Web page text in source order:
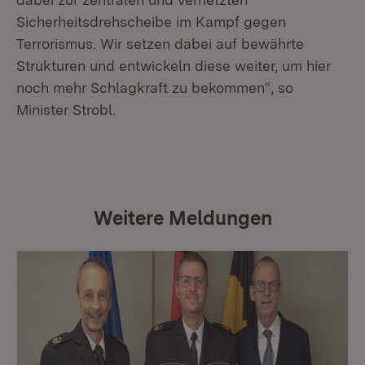
Sicherheitsdrehscheibe im Kampf gegen
Terrorismus. Wir setzen dabei auf bewährte
Strukturen und entwickeln diese weiter, um hier
noch mehr Schlagkraft zu bekommen“, so
Minister Strobl.
Weitere Meldungen